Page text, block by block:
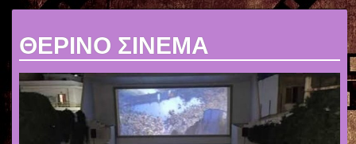
ΘΕΡΙΝΟ ΣΙΝΕΜΑ